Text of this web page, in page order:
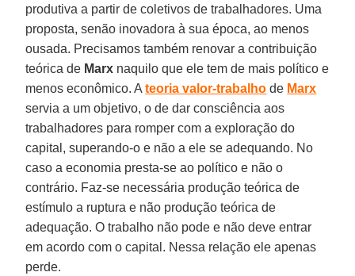
produtiva a partir de coletivos de trabalhadores. Uma
proposta, senão inovadora à sua época, ao menos
ousada. Precisamos também renovar a contribuição
teórica de Marx naquilo que ele tem de mais político e
menos econômico. Ateoria valor-trabalho de Marx
servia a um objetivo, o de dar consciência aos
trabalhadores para romper com a exploração do
capital, superando-o e não a ele se adequando. No
caso a economia presta-se ao político e não o
contrário. Faz-se necessária produção teórica de
estímulo a ruptura e não produção teórica de
adequação. O trabalho não pode e não deve entrar
em acordo com o capital. Nessa relação ele apenas
perde.